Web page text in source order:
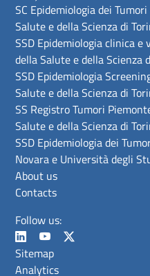
SC Epidemiologia dei
Salute e della Scienza di
SSD Epidemiologia clinica
della Salute e della Scienza
SSD Epidemiologia
Salute e della Scienza di
SS Registro Tumori
Salute e della Scienza di
SSD Epidemiologia dei
Novara e Università degli
About us
Contacts
Follow us:
Sitemap
Analytics